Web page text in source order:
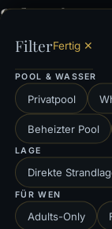
FilterFertig ✕
POOL & WASSER
Privatpool
Beheizter Pool
LAGE
Direkte
FÜR WEN
Adults-Only
Schweiz
SCHWEIZ
Hotel Eden Roc,
Ascona (Lago
Tessin (Ascona, Lago
Maggiore)